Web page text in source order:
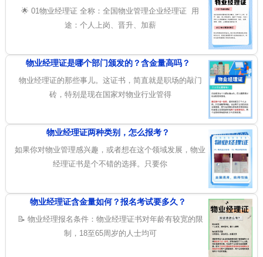
🌟 01物业经理证 全称：全国物业管理企业经理证 用
途：个人上岗、晋升、加薪
物业经理证是哪个部门颁发的？含金量高吗？
物业经理证的那些事儿。这证书，简直就是职场的敲门
砖，特别是现在国家对物业行业管得
物业经理证两种类别，怎么报考？
如果你对物业管理感兴趣，或者想在这个领域发展，物业
经理证书是个不错的选择。只要你
物业经理证含金量如何？报名考试要多久？
📝 物业经理报名条件：物业经理证书对年龄有较宽的限
制，18至65周岁的人士均可